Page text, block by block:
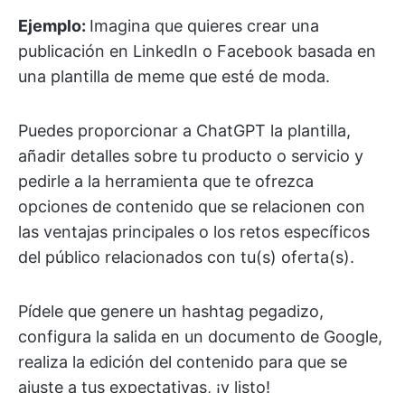
Ejemplo: Imagina que quieres crear una
publicación en LinkedIn o Facebook basada en
una plantilla de meme que esté de moda.
Puedes proporcionar a ChatGPT la plantilla,
añadir detalles sobre tu producto o servicio y
pedirle a la herramienta que te ofrezca
opciones de contenido que se relacionen con
las ventajas principales o los retos específicos
del público relacionados con tu(s) oferta(s).
Pídele que genere un hashtag pegadizo,
configura la salida en un documento de Google,
realiza la edición del contenido para que se
ajuste a tus expectativas, ¡y listo!